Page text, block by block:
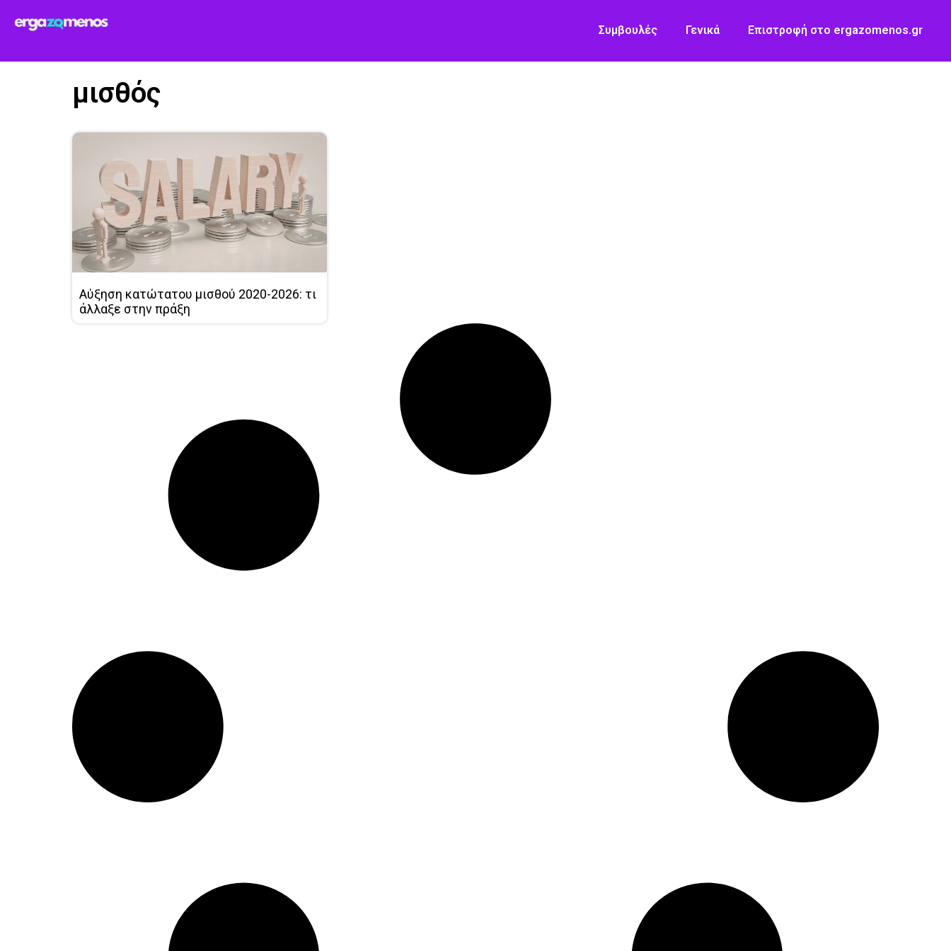
Συμβουλές Γενικά Επιστροφή στο ergazomenos.gr
μισθός
Αύξηση κατώτατου μισθού 2020-2026: τι
άλλαξε στην πράξη